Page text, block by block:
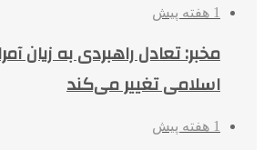
1 هفته پیش
مخبر: تعادل راهبردی به زیان
اسلامی تغییر می‌کند
1 هفته پیش